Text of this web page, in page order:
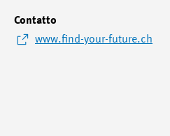
Contatto
www.find-your-future.ch